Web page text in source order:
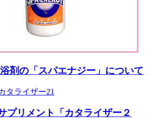
剤の「スパエナジー」について
プリメント「カタライザー２